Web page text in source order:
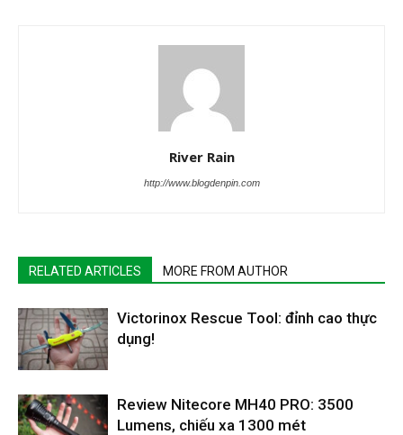
River Rain
http://www.blogdenpin.com
RELATED ARTICLES MORE FROM AUTHOR
Victorinox Rescue Tool: đỉnh cao thực
dụng!
Review Nitecore MH40 PRO: 3500
Lumens, chiếu xa 1300 mét